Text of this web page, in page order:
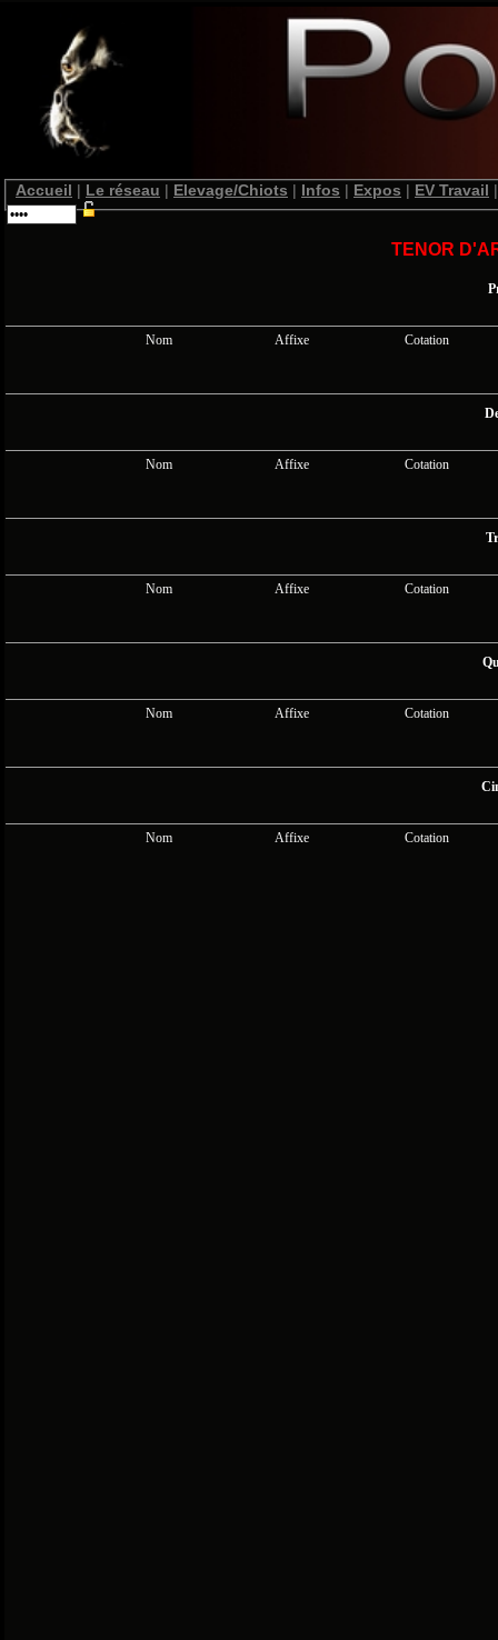
Accueil | Le réseau | Elevage/Chiots | Infos | Expos | EV Travail |
TENOR
Nom Affixe Cotation
Nom Affixe Cotation
Nom Affixe Cotation
Nom Affixe Cotation
Nom Affixe Cotation